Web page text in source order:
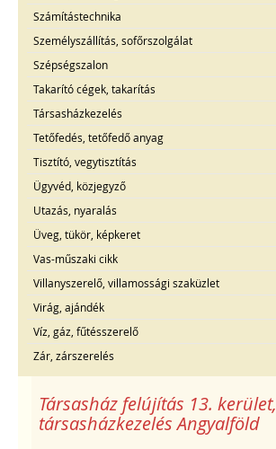
Számítástechnika
Személyszállítás, sofőrszolgálat
Szépségszalon
Takarító cégek, takarítás
Társasházkezelés
Tetőfedés, tetőfedő anyag
Tisztító, vegytisztítás
Ügyvéd, közjegyző
Utazás, nyaralás
Üveg, tükör, képkeret
Vas-műszaki cikk
Villanyszerelő, villamossági szaküzlet
Virág, ajándék
Víz, gáz, fűtésszerelő
Zár, zárszerelés
Társasház felújítás 13. kerület,
társasházkezelés Angyalföld